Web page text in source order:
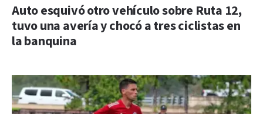
Auto esquivó otro vehículo sobre Ruta 12,
tuvo una avería y chocó a tres ciclistas en
la banquina